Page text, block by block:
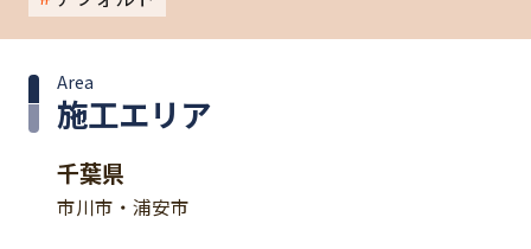
施工エリア
Area
千葉県
市川市・浦安市